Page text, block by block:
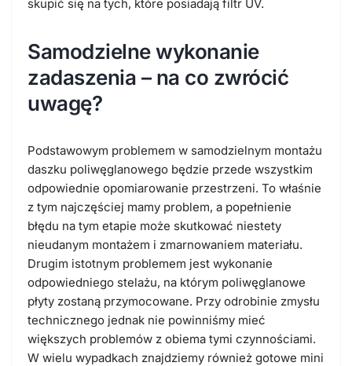
skupić się na tych, które posiadają filtr UV.
Samodzielne wykonanie
zadaszenia – na co zwrócić
uwagę?
Podstawowym problemem w samodzielnym montażu
daszku poliwęglanowego będzie przede wszystkim
odpowiednie opomiarowanie przestrzeni. To właśnie
z tym najczęściej mamy problem, a popełnienie
błędu na tym etapie może skutkować niestety
nieudanym montażem i zmarnowaniem materiału.
Drugim istotnym problemem jest wykonanie
odpowiedniego stelażu, na którym poliwęglanowe
płyty zostaną przymocowane. Przy odrobinie zmysłu
technicznego jednak nie powinniśmy mieć
większych problemów z obiema tymi czynnościami.
W wielu wypadkach znajdziemy również gotowe mini